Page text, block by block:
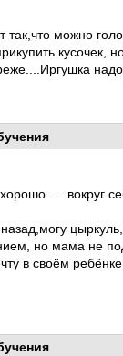
можно
кусочек,
но мама не
в своём